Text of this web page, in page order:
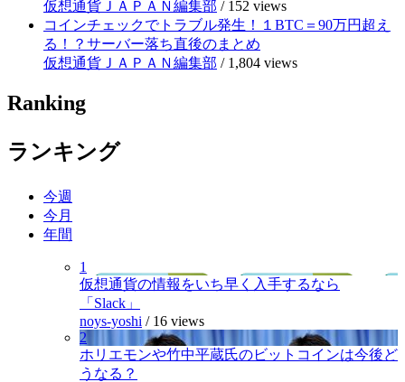
仮想通貨ＪＡＰＡＮ編集部 / 152 views
コインチェックでトラブル発生！１BTC＝90万円超え
る！？サーバー落ち直後のまとめ
仮想通貨ＪＡＰＡＮ編集部 / 1,804 views
Ranking
ランキング
今週
今月
年間
1
仮想通貨の情報をいち早く入手するなら
「Slack」
noys-yoshi / 16 views
2
ホリエモンや竹中平蔵氏のビットコインは今後ど
うなる？